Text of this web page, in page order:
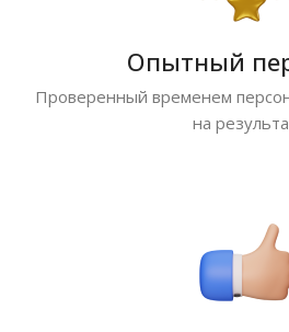
Опытный
Проверенный временем
на